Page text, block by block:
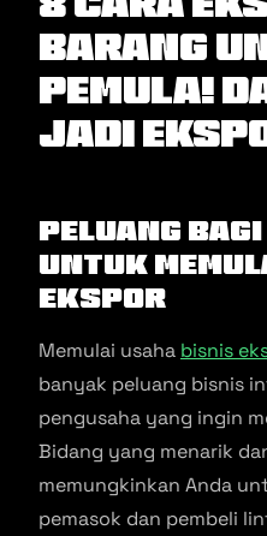
Barang
Pemula!
Jadi
Peluang Bagi
untuk
Ekspor
Memulai usaha bisnis
banyak peluang bisnis
pengusaha yang ingin
Bidang yang menarik
memungkinkan Anda
pemasok dan pembeli